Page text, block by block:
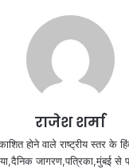
राजेश शर्मा
होने वाले राष्ट्रीय स्तर के
जागरण,पत्रिका,मुंबई से